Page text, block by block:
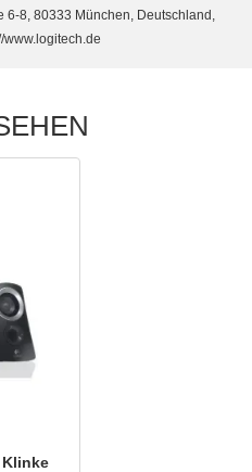
6-8, 80333 München, Deutschland,
Klinke